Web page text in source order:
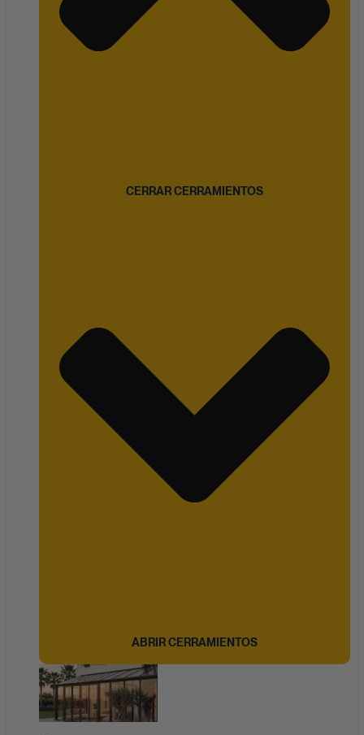
CERRAR CERRAMIENTOS
ABRIR CERRAMIENTOS